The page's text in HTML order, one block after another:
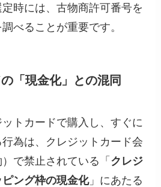
時には、古物商許可番号を
べることが重要です。
「現金化」との混同
トカードで購入し、すぐに
為は、クレジットカード会
で禁止されている「 クレジ
ング枠の現金化」にあたる